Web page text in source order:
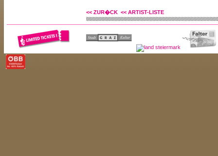
<< ZUR�CK << ARTIST-LISTE